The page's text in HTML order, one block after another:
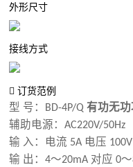
外形尺寸
接线方式
订货范例
型 号： BD-4P/Q有功无
辅助电源：AC220V/50Hz
输 入：电流 5A 电压
输 出：4～20mA 对应0～